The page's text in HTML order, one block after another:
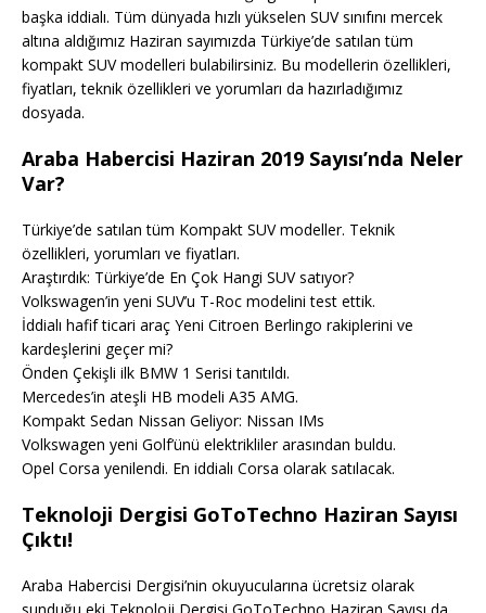
başka iddialı. Tüm dünyada hızlı yükselen SUV sınıfını mercek
altına aldığımız Haziran sayımızda Türkiye’de satılan tüm
kompakt SUV modelleri bulabilirsiniz. Bu modellerin özellikleri,
fiyatları, teknik özellikleri ve yorumları da hazırladığımız
dosyada.
Araba Habercisi Haziran 2019 Sayısı’nda Neler
Var?
Türkiye’de satılan tüm Kompakt SUV modeller. Teknik
özellikleri, yorumları ve fiyatları.
Araştırdık: Türkiye’de En Çok Hangi SUV satıyor?
Volkswagen’in yeni SUV’u T-Roc modelini test ettik.
İddialı hafif ticari araç Yeni Citroen Berlingo rakiplerini ve
kardeşlerini geçer mi?
Önden Çekişli ilk BMW 1 Serisi tanıtıldı.
Mercedes’in ateşli HB modeli A35 AMG.
Kompakt Sedan Nissan Geliyor: Nissan IMs
Volkswagen yeni Golf’ünü elektrikliler arasından buldu.
Opel Corsa yenilendi. En iddialı Corsa olarak satılacak.
Teknoloji Dergisi GoToTechno Haziran Sayısı
Çıktı!
Araba Habercisi Dergisi’nin okuyucularına ücretsiz olarak